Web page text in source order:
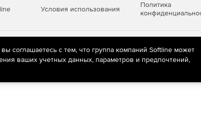
Условия использования
Политика
технологии(информационные технологии
сети «Интернет», находящихся на
соглашаетесь с тем, что группа компаний Softline может
ваших учетных данных, параметров и предпочтений,